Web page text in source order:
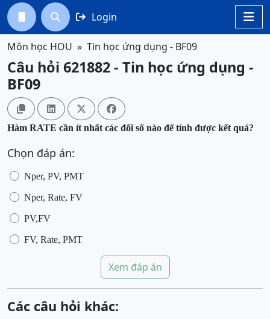

  Login
Môn học HOU Tin học ứng dụng - BF09
Câu hỏi 621882 - Tin học ứng dụng -
BF09
   
Hàm RATE cần ít nhất các đối số nào để tính được kết quả?
Chọn đáp án:
Nper, PV, PMT
Nper, Rate, FV
PV,FV
FV, Rate, PMT
Xem đáp án
Các câu hỏi khác: